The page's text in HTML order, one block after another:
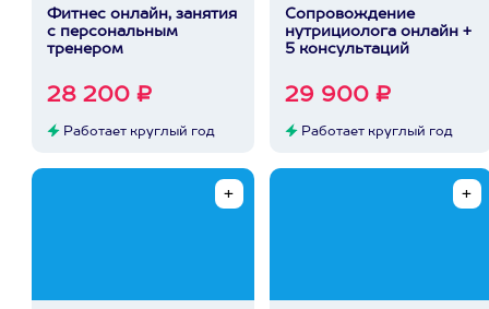
Фитнес онлайн, занятия
с персональным
тренером
28 200 ₽
Работает круглый год
Сопровождение
нутрициолога онлайн +
5 консультаций
29 900 ₽
Работает круглый год